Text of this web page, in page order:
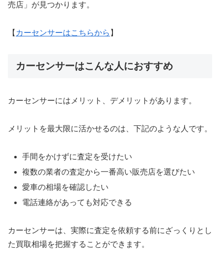
売店」が見つかります。
【 カーセンサーはこちらから 】
カーセンサーはこんな人におすすめ
カーセンサーにはメリット、デメリットがあります。
メリットを最大限に活かせるのは、下記のような人です。
手間をかけずに査定を受けたい
複数の業者の査定から一番高い販売店を選びたい
愛車の相場を確認したい
電話連絡があっても対応できる
カーセンサーは、実際に査定を依頼する前にざっくりとし
た買取相場を把握することができます。